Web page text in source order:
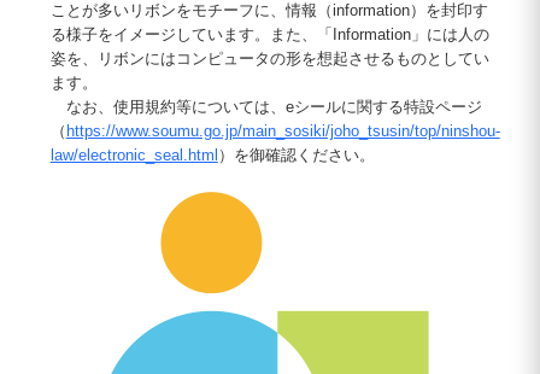
ことが多いリボンをモチーフに、情報（information）を封印す
る様子をイメージしています。また、「Information」には人の
姿を、リボンにはコンピュータの形を想起させるものとしてい
ます。
なお、使用規約等については、eシールに関する特設ページ
（ https://www.soumu.go.jp/main_sosiki/joho_tsusin/top/ninshou-
law/electronic_seal.html ）を御確認ください。